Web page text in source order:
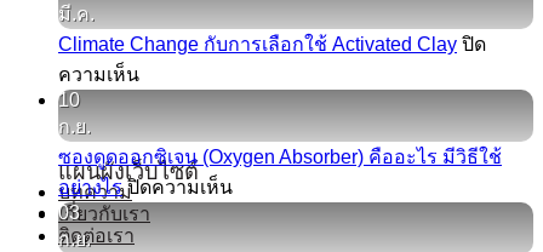
แผนผังเว็บไซต์
บทความ
เกี่ยวกับเรา
ติดต่อเรา
ปัน
บอนด์
คือ
ทำไม
ลิ
ก้า
เจล
ส้ม
แตก
ต่าง
จาก
มี.ค.
Climate Change กับการเลือกใช้ Activated Clay ปิด
ความเห็นบน
กับ
การ
เลือก
10
ก.ย.
ซองดูดออกซิเจน (Oxygen Absorber) คืออะไร มีวิธีใช้
อย่างไร ปิดความเห็นบน
03
ก.ย.